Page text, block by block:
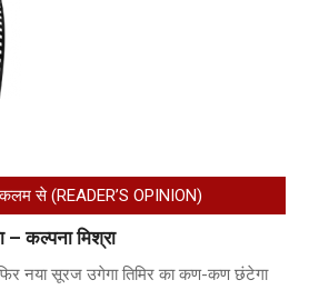
से (READER’S OPINION)
– कल्पना मिश्रा
नया सूरज उगेगा तिमिर का कण-कण छंटेगा